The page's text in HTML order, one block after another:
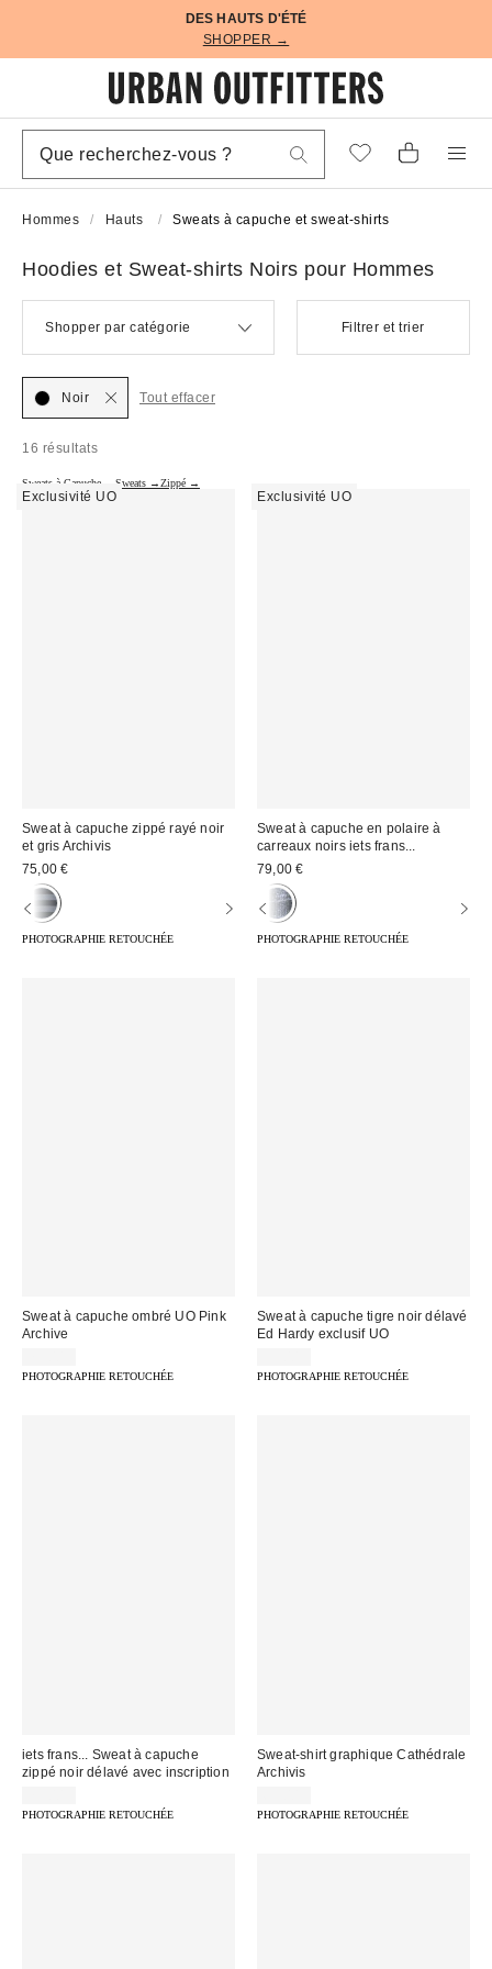
DES HAUTS D'ÉTÉ
SHOPPER →
Hommes Hauts Sweats à capuche et sweat-shirts
Hoodies et Sweat-shirts Noirs pour Hommes
Shopper par catégorie Filtrer et trier
16 résultats
Noir Tout effacer
Sweats à Capuche → Sweats →Zippé →
Exclusivité UO
Sweat à capuche zippé rayé noir
et gris Archivis
75,00 €
PHOTOGRAPHIE RETOUCHÉE
Exclusivité UO
Sweat à capuche en polaire à
carreaux noirs iets frans...
79,00 €
PHOTOGRAPHIE RETOUCHÉE
Sweat à capuche ombré UO Pink
Archive
PHOTOGRAPHIE RETOUCHÉE
Sweat à capuche tigre noir délavé
Ed Hardy exclusif UO
PHOTOGRAPHIE RETOUCHÉE
iets frans... Sweat à capuche
zippé noir délavé avec inscription
PHOTOGRAPHIE RETOUCHÉE
Sweat-shirt graphique Cathédrale
Archivis
PHOTOGRAPHIE RETOUCHÉE